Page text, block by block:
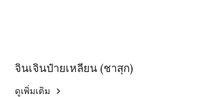
จินเจินป๋ายเหลียน (ชาสุก)
ดูเพิ่มเติม